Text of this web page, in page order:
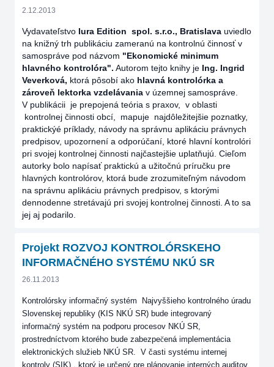
2.12.2013
Vydavateľstvo Iura Edition spol. s.r.o., Bratislava uviedlo
na knižný trh publikáciu zameranú na kontrolnú činnosť v
samospráve pod názvom "Ekonomické minimum
hlavného kontrolóra". Autorom tejto knihy je Ing. Ingrid
Veverková, ktorá pôsobí ako hlavná kontrolórka a
zároveň lektorka vzdelávania v územnej samospráve.
V publikácii je prepojená teória s praxov, v oblasti
kontrolnej činnosti obcí, mapuje najdôležitejšie poznatky,
praktickýé príklady, návody na správnu aplikáciu právnych
predpisov, upozornení a odporúčaní, ktoré hlavní kontrolóri
pri svojej kontrolnej činnosti najčastejšie uplatňujú. Cieľom
autorky bolo napísať praktickú a užitočnú príručku pre
hlavných kontrolórov, ktorá bude zrozumiteľným návodom
na správnu aplikáciu právnych predpisov, s ktorými
dennodenne stretávajú pri svojej kontrolnej činnosti. A to sa
jej aj podarilo.
Projekt ROZVOJ KONTROLÓRSKEHO
INFORMAČNÉHO SYSTÉMU NKÚ SR
26.11.2013
Kontrolórsky informačný systém Najvyššieho kontrolného úradu
Slovenskej republiky (KIS NKÚ SR) bude integrovaný
informačný systém na podporu procesov NKÚ SR,
prostredníctvom ktorého bude zabezpečená implementácia
elektronických služieb NKÚ SR. V časti systému internej
kontroly (SIK) , ktorý je určený pre plánovanie interných auditov